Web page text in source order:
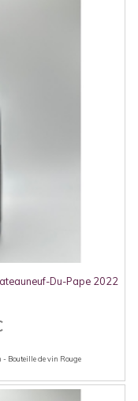
Du-Pape 2022
- Bouteille de vin Rouge